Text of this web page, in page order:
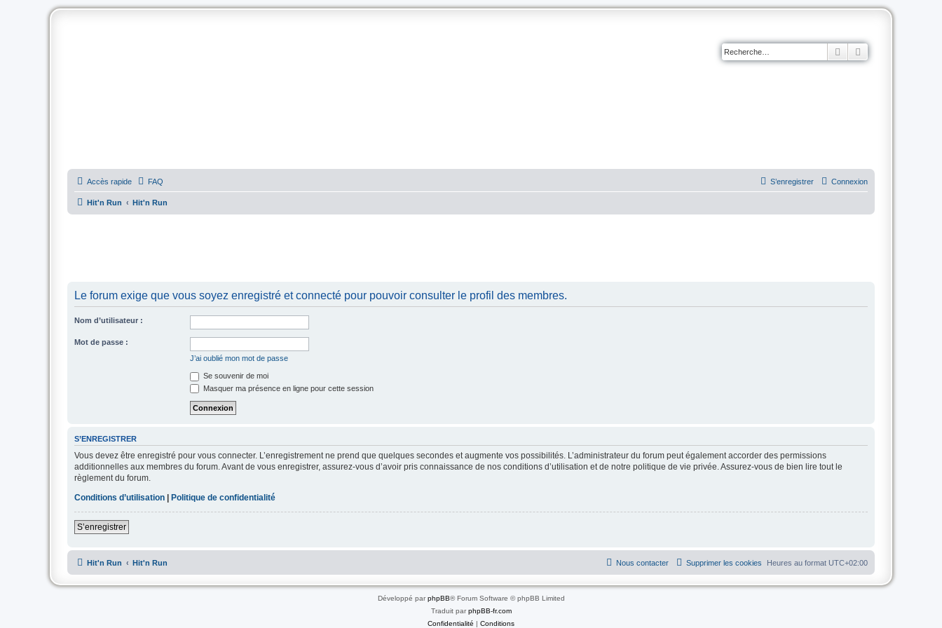
Rechercher
Accès rapide FAQ Connexion
S’enregistrer
Hit'n Run Hit'n Run
Le forum exige que vous soyez enregistré et connecté pour pouvoir consulter le profil des membres.
Nom d’utilisateur :
Mot de passe :
J’ai oublié mon mot de passe
Se souvenir de moi
Masquer ma présence en ligne pour cette session
S’ENREGISTRER
Vous devez être enregistré pour vous connecter. L’enregistrement ne prend que quelques secondes et augmente vos possibilités. L’administrateur du forum peut également accorder des permissions
additionnelles aux membres du forum. Avant de vous enregistrer, assurez-vous d’avoir pris connaissance de nos conditions d’utilisation et de notre politique de vie privée. Assurez-vous de bien lire tout le
règlement du forum.
Conditions d’utilisation | Politique de confidentialité
S’enregistrer
Hit'n Run Hit'n Run Heures au format UTC+02:00
Supprimer les cookies
Nous contacter
Développé parphpBB® Forum Software © phpBB Limited
Traduit parphpBB-fr.com
Confidentialité | Conditions